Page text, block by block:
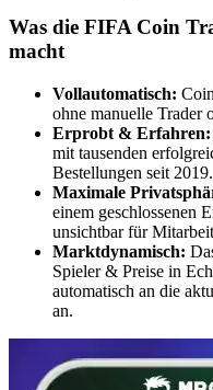
Was die FIFA Coin
macht
Vollautomatisch:
ohne manuelle Trader
Erprobt & Erfahren:
mit tausenden
Bestellungen seit 2019.
Maximale
einem geschlossenen
unsichtbar für
Marktdynamisch:
Spieler & Preise in
automatisch an die
an.